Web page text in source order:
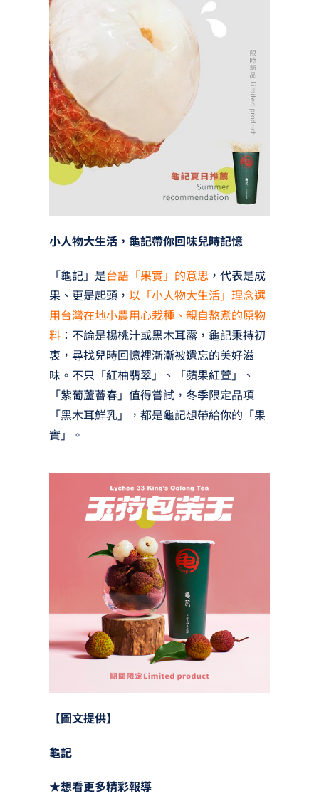
小人物大生活，龜記帶你回味兒時記憶
「龜記」是台語「果實」的意思 ，代表是成
果、更是起頭， 以「小人物大生活」理念選
用台灣在地小農用心栽種、親自熬煮的原物
料：不論是楊桃汁或黑木耳露，龜記秉持初
衷，尋找兒時回憶裡漸漸被遺忘的美好滋
味。不只「紅柚翡翠」、「蘋果紅萱」、
「紫葡蘆薈春」值得嘗試，冬季限定品項
「黑木耳鮮乳」，都是龜記想帶給你的「果
實」。
【圖文提供】
龜記
★想看更多精彩報導